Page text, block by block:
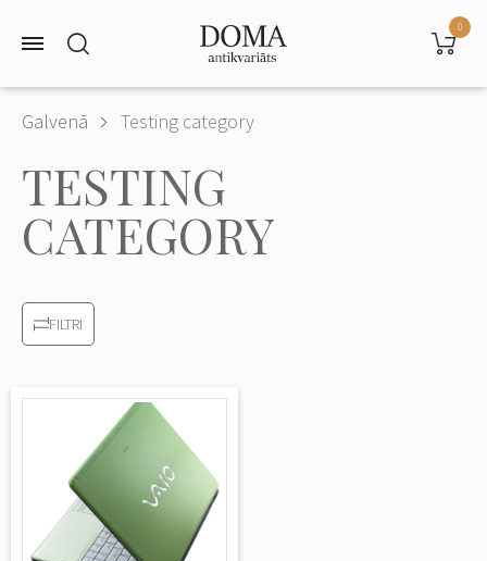
0
Galvenā Testing category
TESTING
CATEGORY